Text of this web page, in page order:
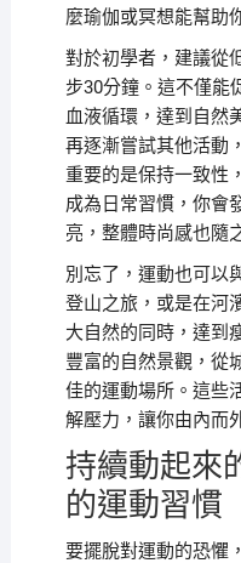
麼瑜伽或冥想能幫助
對於初學者，建議從
步30分鐘。這不僅能
血液循環，達到自然
再逐漸嘗試其他活動
重要的是保持一致性
成為日常習慣，你會
亮，整體時尚感也隨
別忘了，運動也可以
登山之旅，或是在河
大自然的同時，達到
豐富的自然景觀，從
佳的運動場所。這些
解壓力，讓你由內而
持續動起來
的運動習慣
要擺脫對運動的恐懼